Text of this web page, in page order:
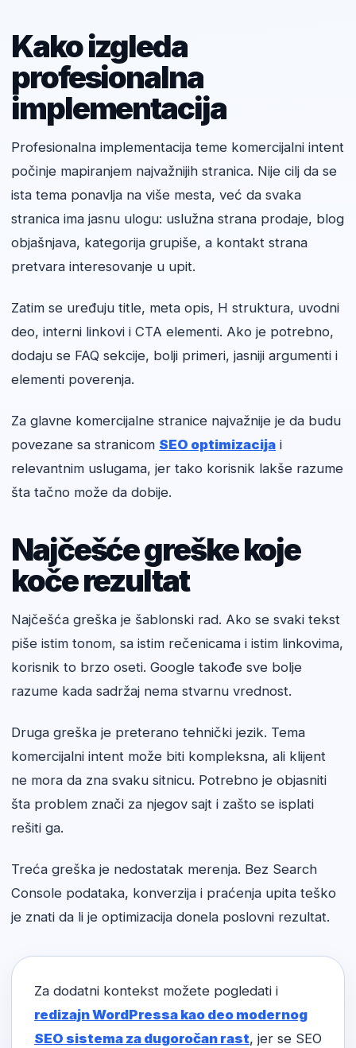
Kako izgleda
profesionalna
implementacija
Profesionalna implementacija teme komercijalni intent
počinje mapiranjem najvažnijih stranica. Nije cilj da se
ista tema ponavlja na više mesta, već da svaka
stranica ima jasnu ulogu: uslužna strana prodaje, blog
objašnjava, kategorija grupiše, a kontakt strana
pretvara interesovanje u upit.
Zatim se uređuju title, meta opis, H struktura, uvodni
deo, interni linkovi i CTA elementi. Ako je potrebno,
dodaju se FAQ sekcije, bolji primeri, jasniji argumenti i
elementi poverenja.
Za glavne komercijalne stranice najvažnije je da budu
povezane sa stranicom SEO optimizacija i
relevantnim uslugama, jer tako korisnik lakše razume
šta tačno može da dobije.
Najčešće greške koje
koče rezultat
Najčešća greška je šablonski rad. Ako se svaki tekst
piše istim tonom, sa istim rečenicama i istim linkovima,
korisnik to brzo oseti. Google takođe sve bolje
razume kada sadržaj nema stvarnu vrednost.
Druga greška je preterano tehnički jezik. Tema
komercijalni intent može biti kompleksna, ali klijent
ne mora da zna svaku sitnicu. Potrebno je objasniti
šta problem znači za njegov sajt i zašto se isplati
rešiti ga.
Treća greška je nedostatak merenja. Bez Search
Console podataka, konverzija i praćenja upita teško
je znati da li je optimizacija donela poslovni rezultat.
Za dodatni kontekst možete pogledati i
redizajn WordPressa kao deo modernog
SEO sistema za dugoročan rast, jer se SEO